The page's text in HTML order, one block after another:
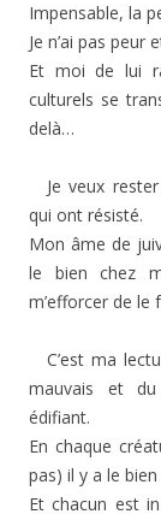
Impensable, la
Je n’ai pas peur
Et moi de lui
culturels se
delà…
Je veux
qui ont résisté.
Mon âme de
le bien chez
m’efforcer de le
C’est ma
mauvais et
édifiant.
En chaque
pas) il y a le
Et chacun est